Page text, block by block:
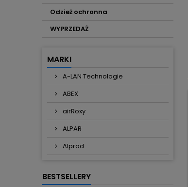
Odzież ochronna
WYPRZEDAŻ
MARKI
A-LAN Technologie
ABEX
airRoxy
ALPAR
Alprod
BESTSELLERY